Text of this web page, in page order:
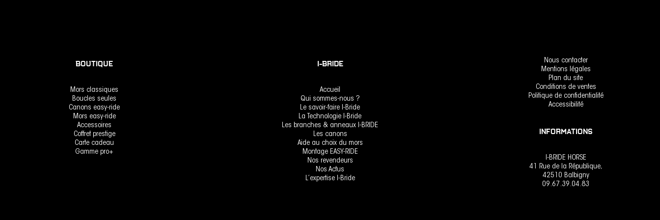
BOUTIQUE
Mors classiques
Boucles seules
Canons easy-ride
Mors easy-ride
Accessoires
Coffret prestige
Carte cadeau
Gamme pro+
I-BRIDE
Accueil
Qui sommes-nous ?
Le savoir-faire I-Bride
La Technologie I-Bride
Les branches & anneaux I-BRIDE
Les canons
Aide au choix du mors
Montage EASY-RIDE
Nos revendeurs
Nos Actus
L’expertise I-Bride
Nous contacter
Mentions légales
Plan du site
Conditions de ventes
Politique de confidentialité
Accessibilité
INFORMATIONS
I-BRIDE HORSE
41 Rue de la République,
42510 Balbigny
09.67.39.04.83